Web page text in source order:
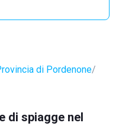
di Pordenone
di spiagge nel